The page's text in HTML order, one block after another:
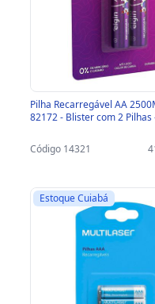
Pilha Recarregável AA
82172 - Blister com 2 Pilhas
Código 14321
Estoque Cuiabá